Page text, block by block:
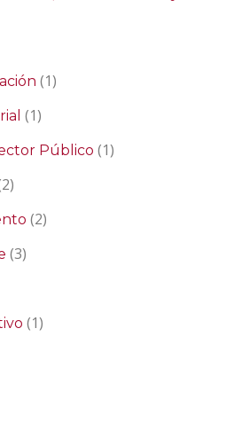
(1)
(1)
Público (1)
(2)
(3)
(1)